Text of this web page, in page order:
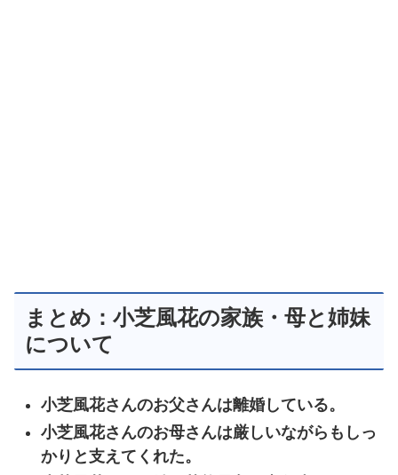
まとめ：小芝風花の家族・母と姉妹
について
小芝風花さんのお父さんは離婚している。
小芝風花さんのお母さんは厳しいながらもしっ
かりと支えてくれた。